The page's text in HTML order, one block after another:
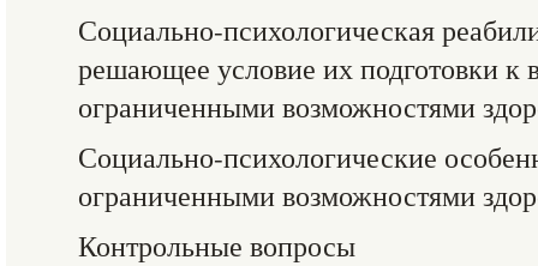
Социально-психологическая
решающее условие их подготовки к
ограниченными возможностями
Социально-психологические
ограниченными возможностями
Контрольные вопросы